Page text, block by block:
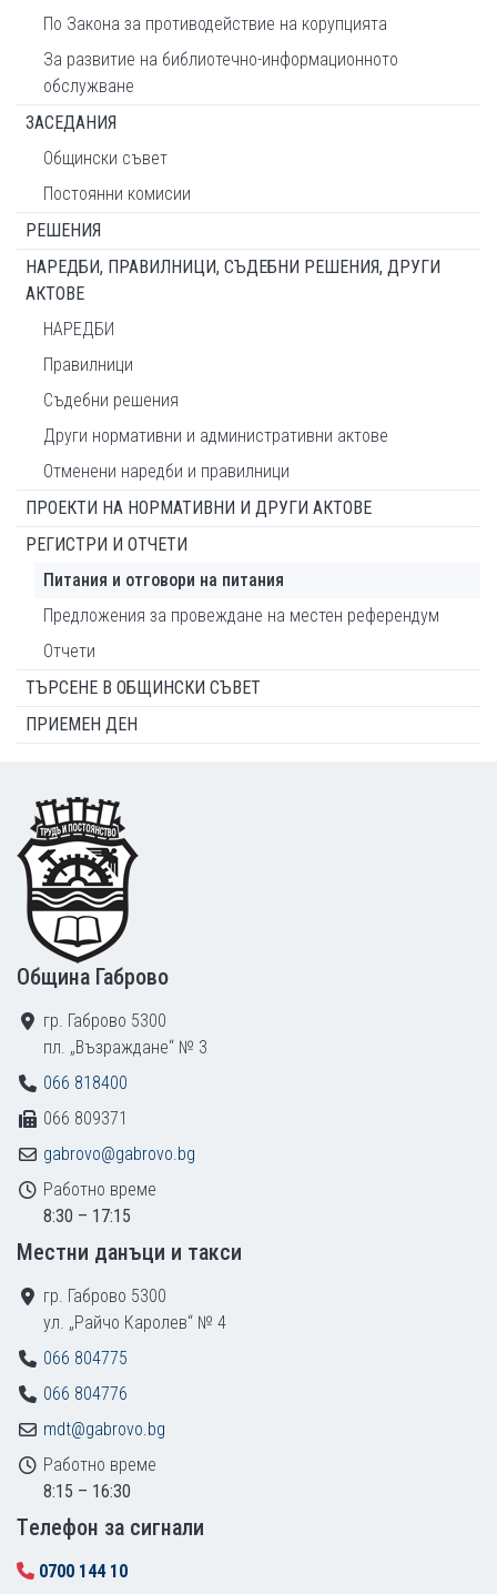
По Закона за противодействие на корупцията
За развитие на библиотечно-информационното
обслужване
ЗАСЕДАНИЯ
Общински съвет
Постоянни комисии
РЕШЕНИЯ
НАРЕДБИ, ПРАВИЛНИЦИ, СЪДЕБНИ РЕШЕНИЯ, ДРУГИ
АКТОВЕ
НАРЕДБИ
Правилници
Съдебни решения
Други нормативни и административни актове
Отменени наредби и правилници
ПРОЕКТИ НА НОРМАТИВНИ И ДРУГИ АКТОВЕ
РЕГИСТРИ И ОТЧЕТИ
Питания и отговори на питания
Предложения за провеждане на местен референдум
Отчети
ТЪРСЕНЕ В ОБЩИНСКИ СЪВЕТ
ПРИЕМЕН ДЕН
Footer
Община Габрово
гр. Габрово 5300
пл. „Възраждане“ № 3
066 818400
066 809371
gabrovo@gabrovo.bg
Работно време
8:30 – 17:15
Местни данъци и такси
гр. Габрово 5300
ул. „Райчо Каролев“ № 4
066 804775
066 804776
mdt@gabrovo.bg
Работно време
8:15 – 16:30
Tелефон за сигнали
0700 144 10